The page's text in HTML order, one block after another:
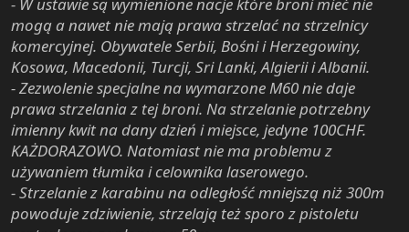
mogą a nawet nie mają prawa strzelać na strzelnicy
komercyjnej. Obywatele Serbii, Bośni i Herzegowiny,
Kosowa, Macedonii, Turcji, Sri Lanki, Algierii i Albanii.
- Zezwolenie specjalne na wymarzone M60 nie daje
prawa strzelania z tej broni. Na strzelanie potrzebny
imienny kwit na dany dzień i miejsce, jedyne 100CHF.
KAŻDORAZOWO. Natomiast nie ma problemu z
używaniem tłumika i celownika laserowego.
- Strzelanie z karabinu na odległość mniejszą niż 300m
powoduje zdziwienie, strzelają też sporo z pistoletu